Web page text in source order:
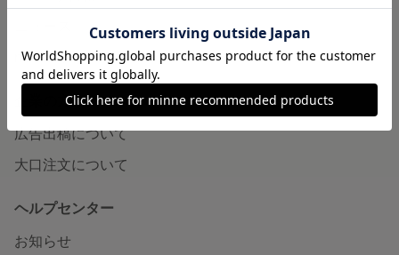
minneの本
企業の方へ
広告出稿について
大口注文について
ヘルプセンター
お知らせ